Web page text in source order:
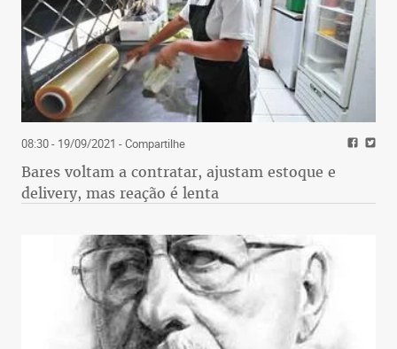
08:30 - 19/09/2021 - Compartilhe
Bares voltam a contratar, ajustam estoque e
delivery, mas reação é lenta